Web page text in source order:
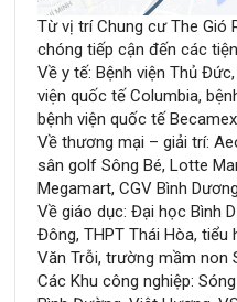
Từ vị trí Chung cư The Gió
chóng tiếp cận đến các
Về y tế: Bệnh viện Thủ
viện quốc tế Columbia,
bệnh viện quốc tế
Về thương mại – giải trí:
sân golf Sông Bé, Lotte
Megamart, CGV Bình
Về giáo dục: Đại học Bình
Đông, THPT Thái Hòa, tiểu
Văn Trỗi, trường mầm non
Các Khu công nghiệp: